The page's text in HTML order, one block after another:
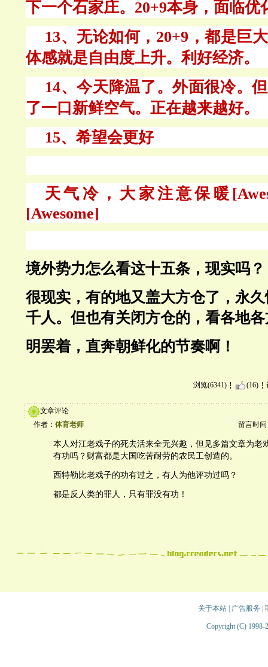
下一个石家庄。20+9本身，面临优
13、无论如何，20+9，都是巨
体感就是自由度上升。利好经济。
14、今天降温了。外面很冷。
了一口新鲜空气。正在越来越好。
15、希望会更好
天气冷，大家注意保暖
[Awesome]
境外势力怎么看这十五条，现实吗？
很现实，有的地又盖大方仓了，永
千人。但也有关闭方仓的，看各地
明罢着，直奔朝鲜化的节奏啊！
浏览(6341) (16)
文章评论
作者： 体育老师 留言时间
本人对江老戏子的死去活来全无兴趣，但见多篇文章为老
有功吗？财富都是大国吃苦耐劳的农民工创造的。
西特勒比老戏子的功有过之，有人为他评功过吗？
都是反人类的罪人，只有罪没有功！
关于本站| 广告服务
Copyright (C) 1998-